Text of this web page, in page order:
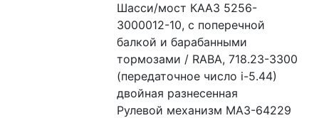
Шасси/мост КААЗ 5256-
3000012-10, с поперечной
балкой и барабанными
тормозами / RABA, 718.23-3300
(передаточное число i-5.44)
двойная разнесенная
Рулевой механизм МАЗ-64229